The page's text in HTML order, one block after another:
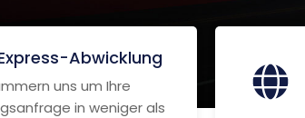
Abwicklung
uns um Ihre
in weniger als